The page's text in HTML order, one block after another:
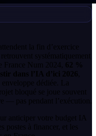
la fin d’exercice
systématiquement
France Num 2024, 62 %
dans l’IA d’ici 2026
dédiée. La
bloqué se joue souvent
— pas pendant l’exécution.
anticiper votre budget IA
postes à financer, et les